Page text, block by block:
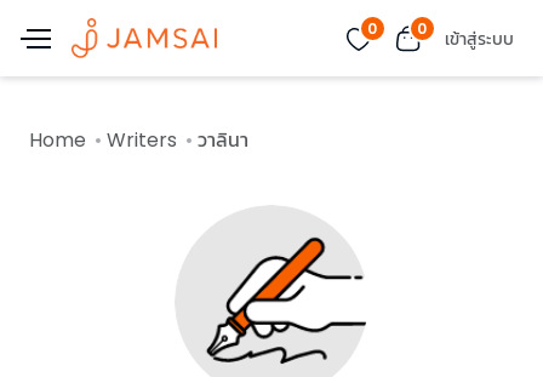
0 0 เข้าสู่ระบบ
Home Writers วาลินา